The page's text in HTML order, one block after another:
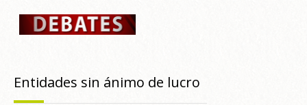
Entidades sin ánimo de lucro